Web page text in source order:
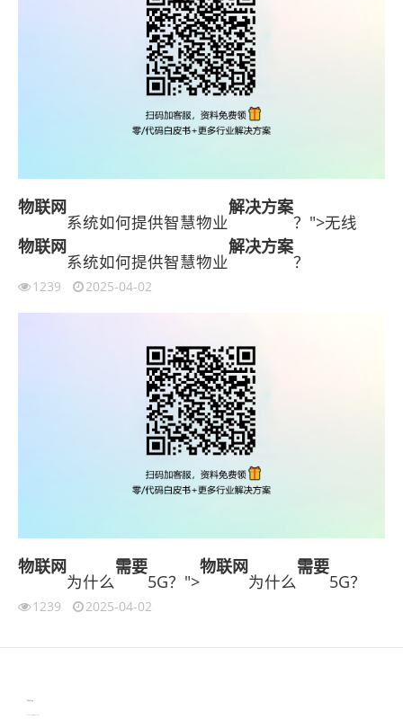
物联网
系统如何提供智慧物业
解决方案
？">无线
物联网
系统如何提供智慧物业
解决方案
？
1239 2025-04-02
物联网
为什么
需要
5G？">
物联网
为什么
需要
5G？
1239 2025-04-02